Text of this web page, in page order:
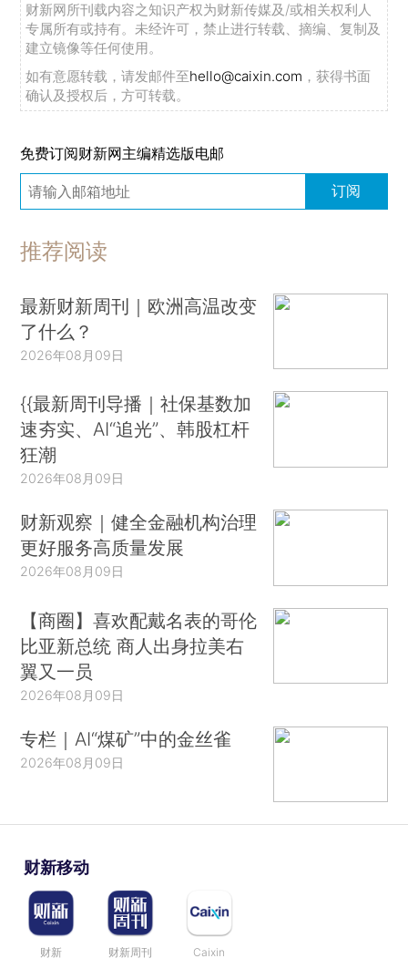
财新网所刊载内容之知识产权为财新传媒及/或相关权利人
专属所有或持有。未经许可，禁止进行转载、摘编、复制及
建立镜像等任何使用。
如有意愿转载，请发邮件至hello@caixin.com ，获得书面
确认及授权后，方可转载。
免费订阅财新网主编精选版电邮
订阅
推荐阅读
最新财新周刊｜欧洲高温改变
了什么？
2026年08月09日
{{最新周刊导播｜社保基数加
速夯实、AI“追光”、韩股杠杆
狂潮
2026年08月09日
财新观察｜健全金融机构治理
更好服务高质量发展
2026年08月09日
【商圈】喜欢配戴名表的哥伦
比亚新总统 商人出身拉美右
翼又一员
2026年08月09日
专栏｜AI“煤矿”中的金丝雀
2026年08月09日
财新移动
财新 财新周刊 Caixin